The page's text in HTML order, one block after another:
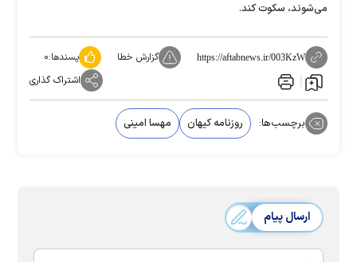
می‌شوند، سکوت کند.
https://aftabnews.ir/003KzW گزارش خطا پسندها:۰
اشتراک گذاری
برچسب‌ها: روزنامه کیهان مهسا امینی
ارسال پیام